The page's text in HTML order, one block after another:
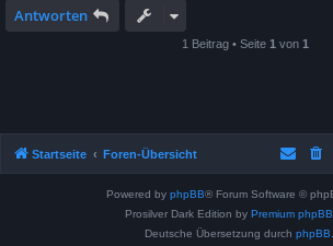
Antworten
1 Beitrag • Seite 1 von 1
Startseite Foren-Übersicht
Powered by phpBB® Forum Software ©
Prosilver Dark Edition by Premium
Deutsche Übersetzung durch